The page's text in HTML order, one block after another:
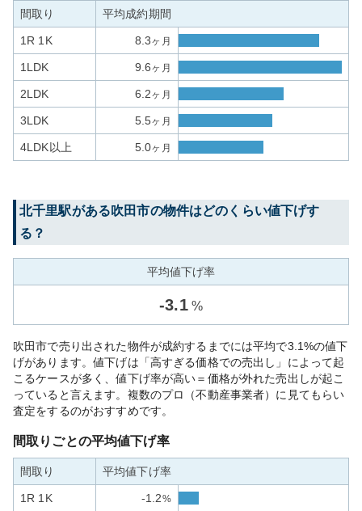
間取り 平均成約期間
1R 1K 8.3ヶ月
1LDK 9.6ヶ月
2LDK 6.2ヶ月
3LDK 5.5ヶ月
4LDK以上 5.0ヶ月
北千里駅がある吹田市の物件はどのくらい値下げす
る？
平均値下げ率
-3.1 %
吹田市で売り出された物件が成約するまでには平均で3.1%の値下
げがあります。値下げは「高すぎる価格での売出し」によって起
こるケースが多く、値下げ率が高い＝価格が外れた売出しが起こ
っていると言えます。複数のプロ（不動産事業者）に見てもらい
査定をするのがおすすめです。
間取りごとの平均値下げ率
間取り 平均値下げ率
1R 1K -1.2%